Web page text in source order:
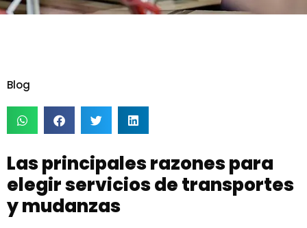
Blog
Las principales razones para
elegir servicios de transportes
y mudanzas